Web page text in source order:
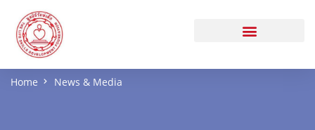
Home News & Media